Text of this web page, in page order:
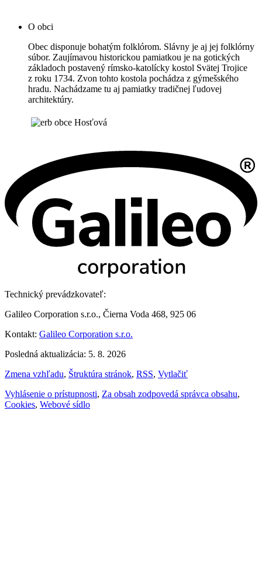
O obci
Obec disponuje bohatým folklórom. Slávny je aj jej folklórny
súbor. Zaujímavou historickou pamiatkou je na gotických
základoch postavený rímsko-katolícky kostol Svätej Trojice
z roku 1734. Zvon tohto kostola pochádza z gýmešského
hradu. Nachádzame tu aj pamiatky tradičnej ľudovej
architektúry.
Technický prevádzkovateľ:
Galileo Corporation s.r.o., Čierna Voda 468, 925 06
Kontakt: Galileo Corporation s.r.o.
Posledná aktualizácia: 5. 8. 2026
Zmena vzhľadu, Štruktúra stránok, RSS, Vytlačiť
Vyhlásenie o prístupnosti, Za obsah zodpovedá správca obsahu,
Cookies, Webové sídlo